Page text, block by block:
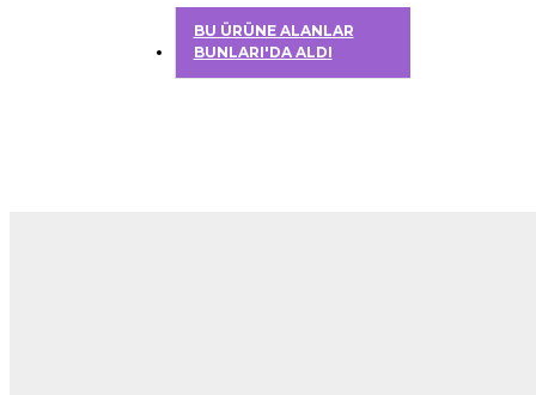
BU ÜRÜNE ALANLAR
BUNLARI'DA ALDI